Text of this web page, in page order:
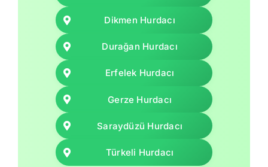
Dikmen Hurdacı
Durağan Hurdacı
Erfelek Hurdacı
Gerze Hurdacı
Saraydüzü Hurdacı
Türkeli Hurdacı